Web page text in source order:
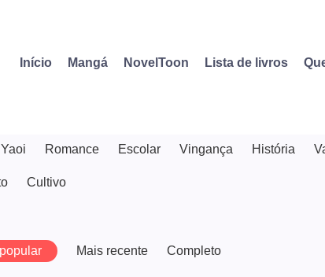
Início Mangá NovelToon Lista de livros
Yaoi Romance Escolar Vingança História
Cultivo
Mais recente Completo